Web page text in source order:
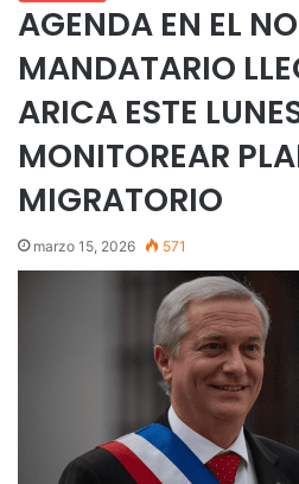
AGENDA EN EL
MANDATARIO
ARICA ESTE
MONITOREAR
MIGRATORIO
marzo 15, 2026 571